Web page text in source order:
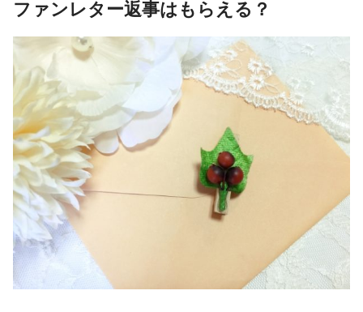
ファンレター返事はもらえる？